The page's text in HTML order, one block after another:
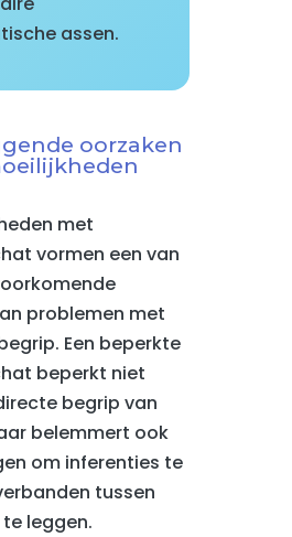
assen.
oorzaken
met
vormen een van
problemen met
Een beperkte
beperkt niet
begrip van
belemmert ook
om inferenties te
tussen
leggen.